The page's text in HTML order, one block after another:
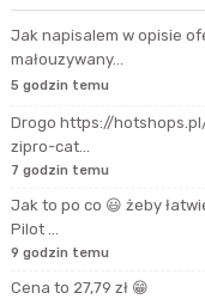
Jak napisalem w opisie
małouzywany...
5 godzin temu
Drogo https://
zipro-cat...
7 godzin temu
Jak to po co 😃 żeby
Pilot ...
9 godzin temu
Cena to 27,79 zł 😁